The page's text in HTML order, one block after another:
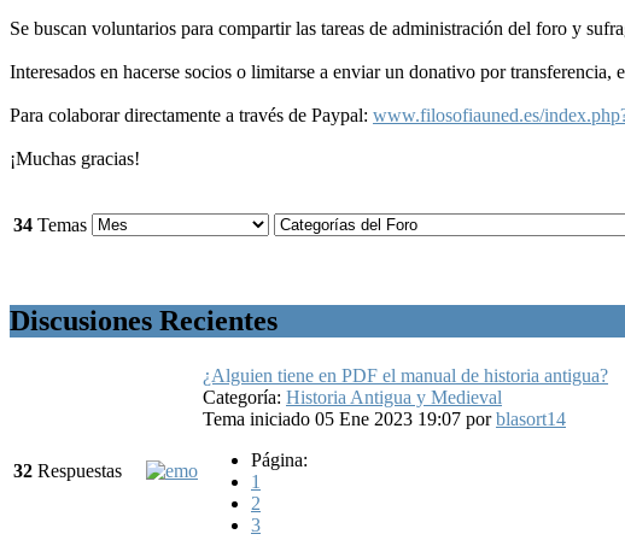
Se buscan voluntarios para compartir las tareas de administración del foro y
Interesados en hacerse socios o limitarse a enviar un donativo por
Para colaborar directamente a través de Paypal: www.filosofiauned.es/
¡Muchas gracias!
34 Temas
Discusiones Recientes
32 Respuestas
¿Alguien tiene en PDF el manual de historia antigua?
Categoría: Historia Antigua y Medieval
Tema iniciado 05 Ene 2023 19:07 porblasort14
Página:
1
2
3